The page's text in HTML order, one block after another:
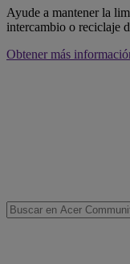
Ayude a mantener la
intercambio o reciclaje
Obtener más